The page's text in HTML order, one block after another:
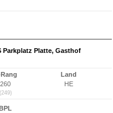
Parkplatz Platte, Gasthof
Rang
260
(249)
Land
HE